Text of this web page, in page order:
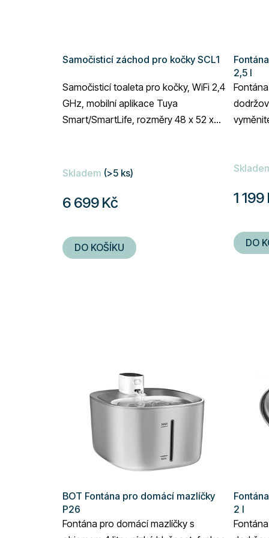
Samočisticí záchod pro kočky SCL1
Samočisticí toaleta pro kočky, WiFi 2,4
GHz, mobilní aplikace Tuya
Smart/SmartLife, rozměry 48 x 52 x
Skladem (>5 ks)
6 699 Kč
DO KOŠÍKU
2,5 l
je
z
5
1 199
DO
BOT Fontána pro domácí mazlíčky
P26
Fontána pro domácí mazlíčky s
2 l